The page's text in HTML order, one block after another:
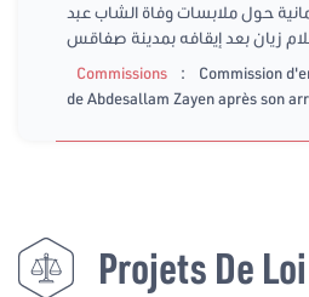
حول ملابسات وفاة الشاب عبد
زيان بعد إيقافه بمدينة صفاقس
Commissions
:
Commission
de Abdesallam Zayen après son
Projets De Loi